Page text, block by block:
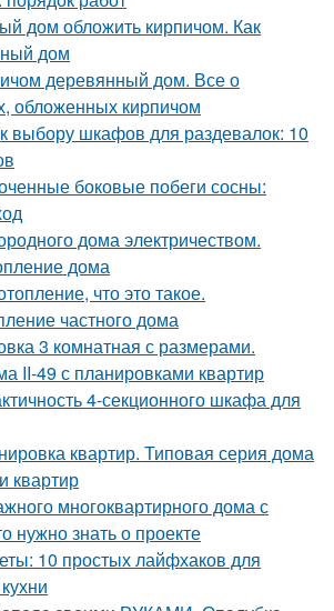
дом обложить кирпичом. Как
дом
деревянный дом. Все о
обложенных кирпичом
выбору шкафов для раздевалок: 10
боковые побеги сосны:
дома электричеством.
дома
что это такое.
частного дома
3 комнатная с размерами.
II-49 с планировками квартир
4-секционного шкафа для
квартир. Типовая серия дома
квартир
многоквартирного дома с
нужно знать о проекте
10 простых лайфхаков для